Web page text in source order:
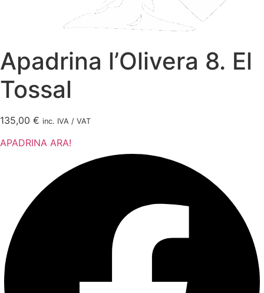
Apadrina l’Olivera 8. El
Tossal
135,00 € inc. IVA / VAT
APADRINA ARA!